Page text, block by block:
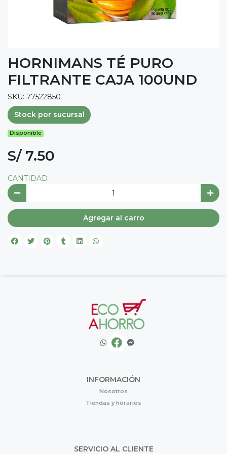
HORNIMANS TÉ PURO
FILTRANTE CAJA 100UND
SKU: 77522850
Stock por sucursal
Disponible
S/ 7.50
CANTIDAD
Agregar al carro
INFORMACIÓN
Nosotros
Tiendas y horarios
SERVICIO AL CLIENTE